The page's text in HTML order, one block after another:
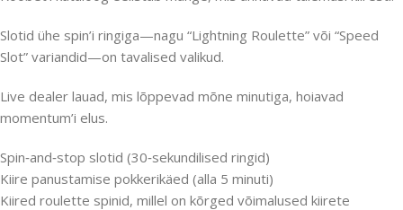
Slotid ühe spin’i ringiga—nagu “Lightning Roulette” või “Speed
Slot” variandid—on tavalised valikud.
Live dealer lauad, mis lõppevad mõne minutiga, hoiavad
momentum’i elus.
Spin‑and‑stop slotid (30‑sekundilised ringid)
Kiire panustamise pokkerikäed (alla 5 minuti)
Kiired roulette spinid, millel on kõrged võimalused kiirete